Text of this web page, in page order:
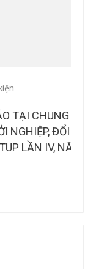
CHUNG KẾT
ĐỔI MỚI
IV, NĂM